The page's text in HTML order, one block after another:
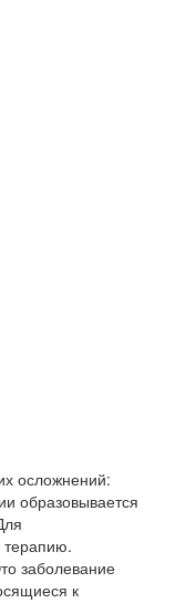
осложнений:
образовывается
терапию.
заболевание
к